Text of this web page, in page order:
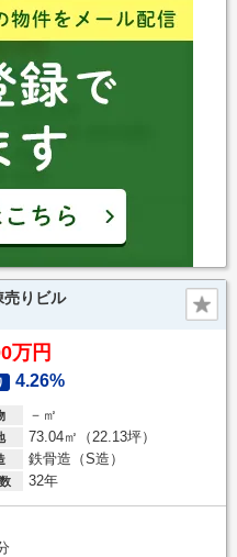
売りビル
万円
4.26%
－㎡
73.04㎡（22.13坪）
鉄骨造（S造）
32年